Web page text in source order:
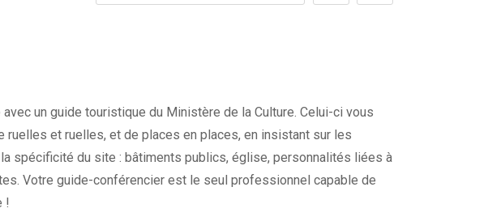
un guide touristique du Ministère de la Culture. Celui-ci vous
ruelles et ruelles, et de places en places, en insistant sur les
spécificité du site : bâtiments publics, église, personnalités liées à
Votre guide-conférencier est le seul professionnel capable de
!